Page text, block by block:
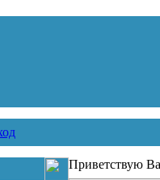
Приветствую